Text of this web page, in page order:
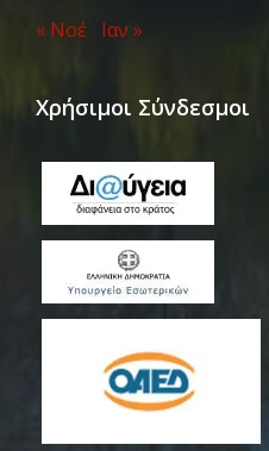
« Νοέ Ιαν »
Χρήσιμοι Σύνδεσμοι